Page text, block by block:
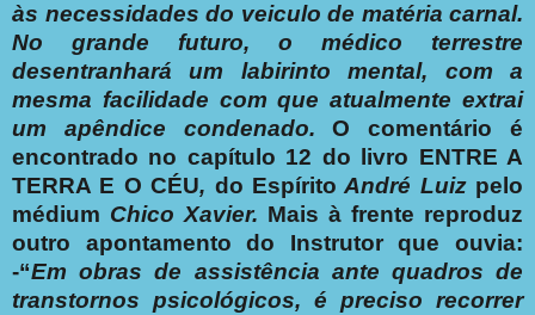
às necessidades do veiculo de matéria carnal.
No grande futuro, o médico terrestre
desentranhará um labirinto mental, com a
mesma facilidade com que atualmente extrai
um apêndice condenado.O comentário é
encontrado no capítulo 12 do livro ENTRE A
TERRA E O CÉU, do Espírito André Luiz pelo
médium Chico Xavier. Mais à frente reproduz
outro apontamento do Instrutor que ouvia:
-“Em obras de assistência ante quadros de
transtornos psicológicos, é preciso recorrer